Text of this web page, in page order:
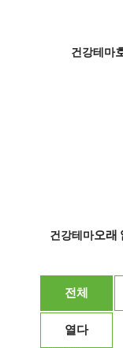
건강테마
건강테마오래
전체
열다